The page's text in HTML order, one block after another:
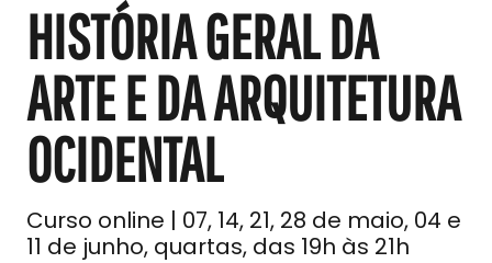
HISTÓRIA GERAL DA
ARTE E DA ARQUITETURA
OCIDENTAL
Curso online | 07, 14, 21, 28 de maio, 04 e
11 de junho, quartas, das 19h às 21h